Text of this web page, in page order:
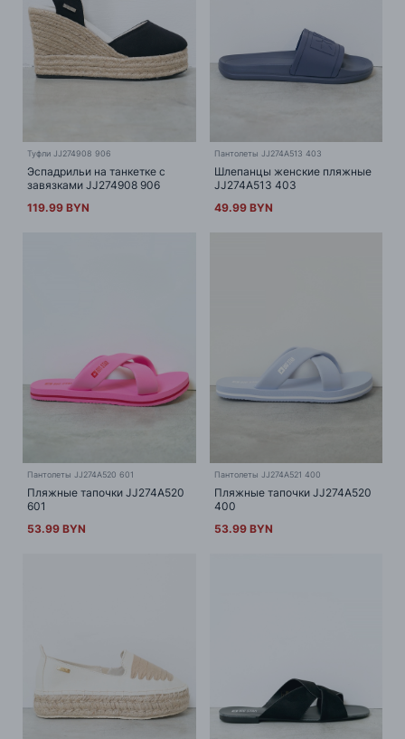
Туфли JJ274908 906
Эспадрильи на танкетке с
завязками JJ274908 906
119.99 BYN
Пантолеты JJ274A513 403
Шлепанцы женские пляжные
JJ274A513 403
49.99 BYN
Пантолеты JJ274A520 601
Пляжные тапочки JJ274A520
601
53.99 BYN
Пантолеты JJ274A521 400
Пляжные тапочки JJ274A520
400
53.99 BYN